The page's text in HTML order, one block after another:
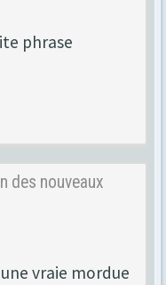
phrase
des nouveaux
vraie mordue